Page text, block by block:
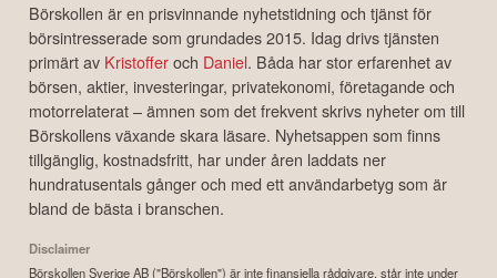
Börskollen är en prisvinnande nyhetstidning och tjänst för
börsintresserade som grundades 2015. Idag drivs tjänsten
primärt av Kristofferoch Daniel. Båda har stor erfarenhet av
börsen, aktier, investeringar, privatekonomi, företagande och
motorrelaterat – ämnen som det frekvent skrivs nyheter om till
Börskollens växande skara läsare. Nyhetsappen som finns
tillgänglig, kostnadsfritt, har under åren laddats ner
hundratusentals gånger och med ett användarbetyg som är
bland de bästa i branschen.
Disclaimer
Börskollen Sverige AB ("Börskollen") är inte finansiella rådgivare, står inte under